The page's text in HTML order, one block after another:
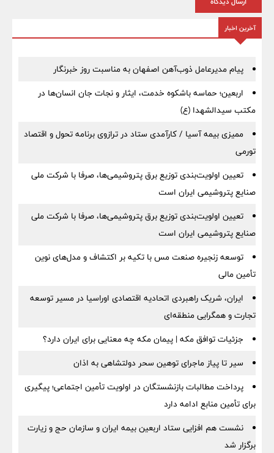
آخرین اخبار
پیام مدیرعامل ذوب‌آهن اصفهان به مناسبت روز خبرنگار
اربعین؛ حماسه باشکوه خدمت، ایثار و نجات جان انسان‌ها در
مکتب سیدالشهدا (ع)
ممیزی بیمه آسیا / کارآمدی ستاد در ترازوی برنامه تحول و اقتصاد
تورمی
تعیین اولویت‌بندی توزیع برق پتروشیمی‌ها، صرفا با شرکت ملی
صنایع پتروشیمی ایران است
تعیین اولویت‌بندی توزیع برق پتروشیمی‌ها، صرفا با شرکت ملی
صنایع پتروشیمی ایران است
توسعه زنجیره صنعت مس با تکیه بر اکتشاف و مدل‌های نوین
تأمین مالی
ایران، شریک راهبردی اتحادیه اقتصادی اوراسیا در مسیر توسعه
تجارت و همگرایی منطقه‌ای
جزئیات توافق مکه | پیمان مکه چه معنایی برای ایران دارد؟
سیر تا پیاز ماجرای توهین سحر دولتشاهی به اذان
پرداخت مطالبات بازنشستگان در اولویت تأمین اجتماعی؛ پیگیری
برای تأمین منابع ادامه دارد
نشست هم افزایی ستاد اربعین بیمه ایران و سازمان حج و زیارت
برگزار شد